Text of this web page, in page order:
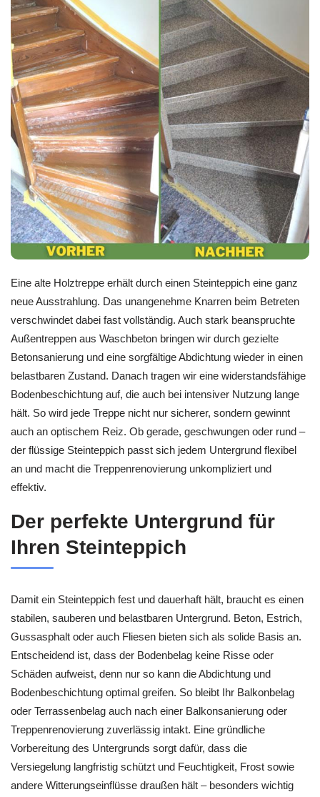
Eine alte Holztreppe erhält durch einen Steinteppich eine ganz
neue Ausstrahlung. Das unangenehme Knarren beim Betreten
verschwindet dabei fast vollständig. Auch stark beanspruchte
Außentreppen aus Waschbeton bringen wir durch gezielte
Betonsanierung und eine sorgfältige Abdichtung wieder in einen
belastbaren Zustand. Danach tragen wir eine widerstandsfähige
Bodenbeschichtung auf, die auch bei intensiver Nutzung lange
hält. So wird jede Treppe nicht nur sicherer, sondern gewinnt
auch an optischem Reiz. Ob gerade, geschwungen oder rund –
der flüssige Steinteppich passt sich jedem Untergrund flexibel
an und macht die Treppenrenovierung unkompliziert und
effektiv.
Der perfekte Untergrund für
Ihren Steinteppich
Damit ein Steinteppich fest und dauerhaft hält, braucht es einen
stabilen, sauberen und belastbaren Untergrund. Beton, Estrich,
Gussasphalt oder auch Fliesen bieten sich als solide Basis an.
Entscheidend ist, dass der Bodenbelag keine Risse oder
Schäden aufweist, denn nur so kann die Abdichtung und
Bodenbeschichtung optimal greifen. So bleibt Ihr Balkonbelag
oder Terrassenbelag auch nach einer Balkonsanierung oder
Treppenrenovierung zuverlässig intakt. Eine gründliche
Vorbereitung des Untergrunds sorgt dafür, dass die
Versiegelung langfristig schützt und Feuchtigkeit, Frost sowie
andere Witterungseinflüsse draußen hält – besonders wichtig